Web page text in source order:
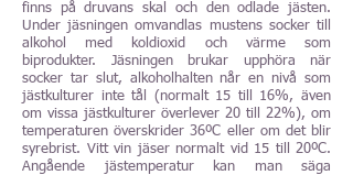
finns på druvans skal och den odlade jästen.
Under jäsningen omvandlas mustens socker till
alkohol med koldioxid och värme som
biprodukter. Jäsningen brukar upphöra när
socker tar slut, alkoholhalten når en nivå som
jästkulturer inte tål (normalt 15 till 16%, även
om vissa jästkulturer överlever 20 till 22%), om
temperaturen överskrider 36ºC eller om det blir
syrebrist. Vitt vin jäser normalt vid 15 till 20ºC.
Angående jästemperatur kan man säga